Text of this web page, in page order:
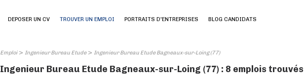
DEPOSER UN CV TROUVER UN EMPLOI PORTRAITS D'ENTREPRISES BLOG CANDIDATS
Emploi> Ingenieur Bureau Etude> Ingenieur Bureau Etude Bagneaux-sur-Loing (77)
Ingenieur Bureau Etude Bagneaux-sur-Loing (77) : 8 emplois trouvés